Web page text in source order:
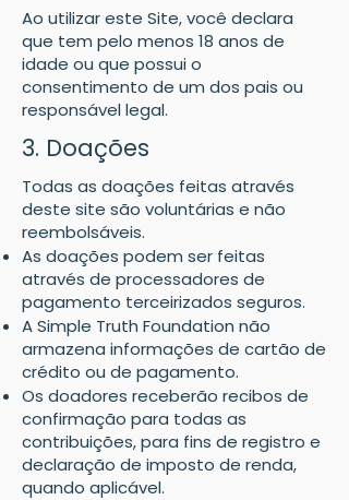
Ao utilizar este Site, você declara
que tem pelo menos 18 anos de
idade ou que possui o
consentimento de um dos pais ou
responsável legal.
3. Doações
Todas as doações feitas através
deste site são voluntárias e não
reembolsáveis.
As doações podem ser feitas
através de processadores de
pagamento terceirizados seguros.
A Simple Truth Foundation não
armazena informações de cartão de
crédito ou de pagamento.
Os doadores receberão recibos de
confirmação para todas as
contribuições, para fins de registro e
declaração de imposto de renda,
quando aplicável.